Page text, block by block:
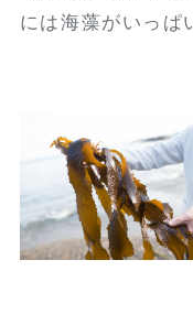
には海藻がいっぱ